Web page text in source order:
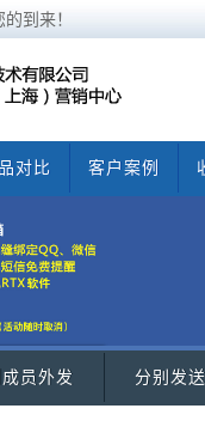
到来！
对比 客户案例
成员外发 分别发送